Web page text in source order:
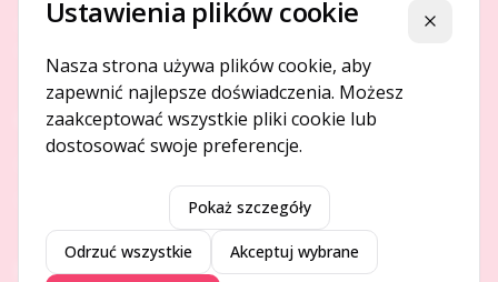
Platforma ogłoszeń i firm, która łączy ludzi i rozwija biznes
O NAS
DODAJ I PROMUJ
Ustawienia plików cookie Zamknij
Nasza strona używa plików cookie, aby
zapewnić najlepsze doświadczenia. Możesz
zaakceptować wszystkie pliki cookie lub
dostosować swoje preferencje.
Pokaż szczegóły
Odrzuć wszystkie Akceptuj wybrane